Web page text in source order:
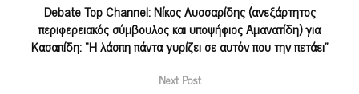
Debate Top Channel: Νίκος Λυσσαρίδης (ανεξάρτητος
περιφερειακός σύμβουλος και υποψήφιος Αμανατίδη) για
Κασαπίδη: “Η λάσπη πάντα γυρίζει σε αυτόν που την πετάει”
Next Post